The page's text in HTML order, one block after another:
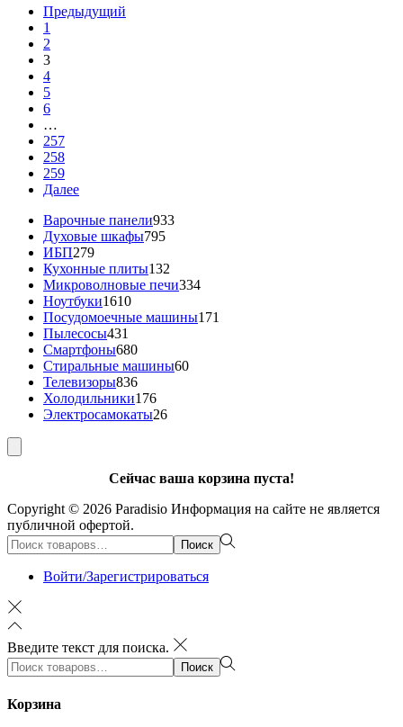
Предыдущий
1
2
3
4
5
6
…
257
258
259
Далее
Варочные панели933933
Духовые шкафы795795
ИБП279279
товаров
Кухонные плиты132
товара
Микроволновые печи334334
Ноутбуки16101610
товаров
Посудомоечные машины171
Пылесосы431
товар
Смартфоны680680
товаров
Стиральные машины6060
Телевизоры836836
товаров
Холодильники176176
товаров
Электросамокаты2626
Сейчас ваша корзина пуста!
Copyright © 2026 Paradisio Информация на сайте не является
публичной офертой.
Поиск:>
Поиск
Войти/Зарегистрироваться
Введите текст для поиска.
Поиск:>
Поиск
Корзина